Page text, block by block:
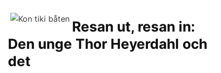
Resan ut, resan in:
Den unge Thor Heyerdahl och
det